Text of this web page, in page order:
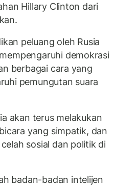
Hillary Clinton dari
peluang oleh Rusia
demokrasi
berbagai cara yang
pemungutan suara
akan terus melakukan
yang simpatik, dan
sosial dan politik di
badan-badan intelijen